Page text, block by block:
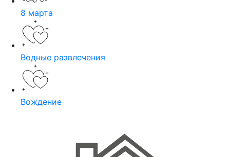
8 марта
Водные развлечения
Вождение